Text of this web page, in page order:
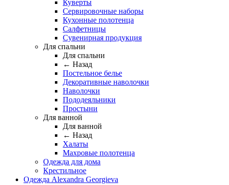
Куверты
Сервировочные наборы
Кухонные полотенца
Салфетницы
Сувенирная продукция
Для спальни
Для спальни
← Назад
Постельное белье
Декоративные наволочки
Наволочки
Пододеяльники
Простыни
Для ванной
Для ванной
← Назад
Халаты
Махровые полотенца
Одежда для дома
Крестильное
Одежда Alexandra Georgieva